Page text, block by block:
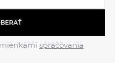
spracovania